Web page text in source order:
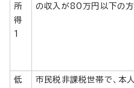
所
得
1
の収入が80万円以下の方
低
市民税非課税世帯で、本人